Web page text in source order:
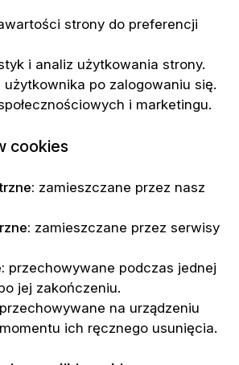
strony do preferencji
i analiz użytkowania strony.
użytkownika po zalogowaniu się.
i marketingu.
cookies
zamieszczane przez nasz
zamieszczane przez serwisy
przechowywane podczas jednej
jej zakończeniu.
przechowywane na urządzeniu
ich ręcznego usunięcia.